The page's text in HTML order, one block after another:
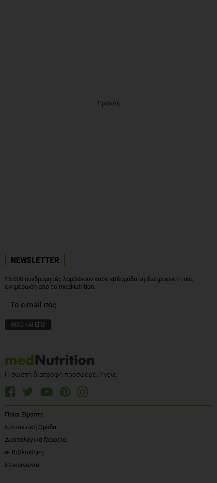
Προβολή
NEWSLETTER
15.000 συνδρομητές λαμβάνουν κάθε εβδομάδα τη διατροφική τους
ενημέρωση από το medNutrition.
Η σωστή διατροφή προσφέρει Υγεία
Ποιοι Είμαστε
Συντακτική Ομάδα
Διαιτολογικά Γραφεία
e- Βιβλιοθήκη
Επικοινωνία